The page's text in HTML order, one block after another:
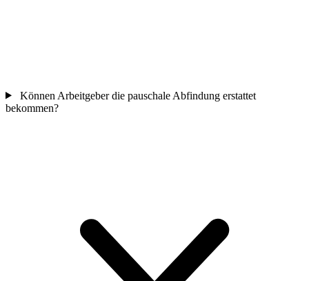
Können Arbeitgeber die pauschale Abfindung erstattet
bekommen?